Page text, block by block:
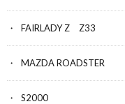
FAIRLADY Z Z33
MAZDA ROADSTER
S2000